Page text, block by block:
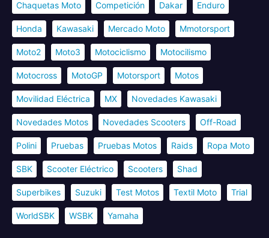
Chaquetas Moto Competición Dakar Enduro
Honda Kawasaki Mercado Moto Mmotorsport
Moto2 Moto3 Motociclismo Motocilismo
Motocross MotoGP Motorsport Motos
Movilidad Eléctrica MX Novedades Kawasaki
Novedades Motos Novedades Scooters Off-Road
Polini Pruebas Pruebas Motos Raids Ropa Moto
SBK Scooter Eléctrico Scooters Shad
Superbikes Suzuki Test Motos Textil Moto Trial
WorldSBK WSBK Yamaha